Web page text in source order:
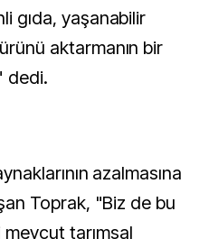
gıda, yaşanabilir
aktarmanın bir
dedi.
azalmasına
Toprak, "Biz de bu
tarımsal